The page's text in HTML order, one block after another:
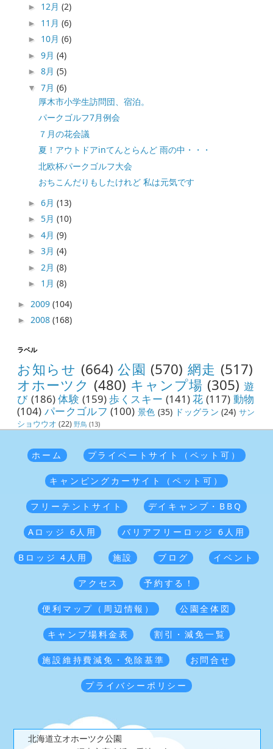
► 12月(2)
► 11月(6)
► 10月(6)
►9月(4)
►8月(5)
▼7月(6)
厚木市小学生訪問団、宿泊。
パークゴルフ7月例会
７月の花会議
夏！アウトドアinてんとらんど 雨の中・・・
北欧杯パークゴルフ大会
おちこんだりもしたけれど 私は元気です
►6月(13)
► 5月(10)
►4月(9)
►3月(4)
► 2月(8)
► 1月(8)
► 2009(104)
►2008(168)
ラベル
お知らせ (664) 公園 (570) 網走 (517)
オホーツク (480) キャンプ場 (305) 遊
び (186)体験 (159)歩くスキー (141)花 (117) 動物
(104) パークゴルフ (100) 景色 (35) ドッグラン (24) サン
ショウウオ (22) 野鳥 (13)
ホーム プライベートサイト（ペット可）
キャンピングカーサイト（ペット可）
フリーテントサイト デイキャンプ・BBQ
Aロッジ 6人用 バリアフリーロッジ 6人用
Bロッジ 4人用 施設 ブログ イベント
アクセス 予約する！
便利マップ（周辺情報） 公園全体図
キャンプ場料金表 割引・減免一覧
施設維持費減免・免除基準 お問合せ
プライバシーポリシー
北海道立オホーツク公園